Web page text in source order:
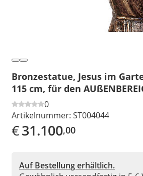
Bronzestatue, Jesus im
115 cm, für den
0
Artikelnummer: ST004044
€31.100,00
Auf Bestellung erhältlich.